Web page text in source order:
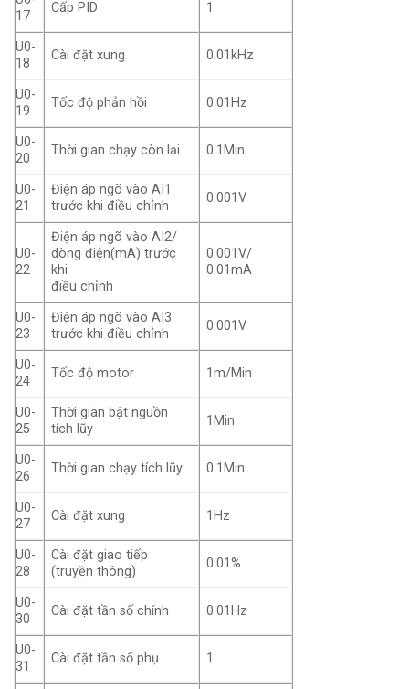
17
Cấp PID 1
U0-
18
Cài đặt xung 0.01kHz
U0-
19
Tốc độ phản hồi 0.01Hz
U0-
20
Thời gian chạy còn lại 0.1Min
U0-
21
Điện áp ngõ vào AI1
trước khi điều chỉnh
0.001V
U0-
22
Điện áp ngõ vào AI2/
dòng điện(mA) trước
khi
điều chỉnh
0.001V/
0.01mA
U0-
23
Điện áp ngõ vào AI3
trước khi điều chỉnh
0.001V
U0-
24
Tốc độ motor 1m/Min
U0-
25
Thời gian bật nguồn
tích lũy
1Min
U0-
26
Thời gian chạy tích lũy 0.1Min
U0-
27
Cài đặt xung 1Hz
U0-
28
Cài đặt giao tiếp
(truyền thông)
0.01%
U0-
30
Cài đặt tần số chính 0.01Hz
U0-
31
Cài đặt tần số phụ 1